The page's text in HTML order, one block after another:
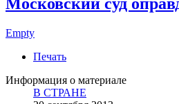
Empty
Печать
Информация о материале
В СТРАНЕ